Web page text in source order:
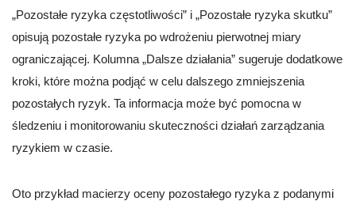
„Pozostałe ryzyka częstotliwości” i „Pozostałe ryzyka skutku”
opisują pozostałe ryzyka po wdrożeniu pierwotnej miary
ograniczającej. Kolumna „Dalsze działania” sugeruje dodatkowe
kroki, które można podjąć w celu dalszego zmniejszenia
pozostałych ryzyk. Ta informacja może być pomocna w
śledzeniu i monitorowaniu skuteczności działań zarządzania
ryzykiem w czasie.
Oto przykład macierzy oceny pozostałego ryzyka z podanymi